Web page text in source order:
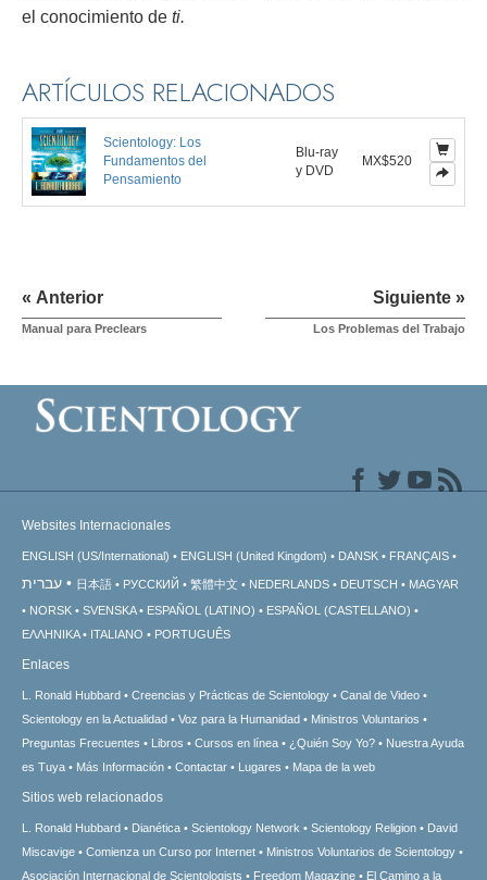
el conocimiento de ti.
ARTÍCULOS RELACIONADOS
Scientology: Los
Fundamentos del
Pensamiento
Blu-ray
y DVD
MX$520
« Anterior
Manual para Preclears
Siguiente »
Los Problemas del Trabajo
Websites Internacionales
ENGLISH (US/International) ENGLISH (United Kingdom) DANSK FRANÇAIS
עברית 日本語 РУССКИЙ 繁體中文 NEDERLANDS DEUTSCH
MAGYAR
NORSK
SVENSKA ESPAÑOL (LATINO)
ESPAÑOL (CASTELLANO)
ΕΛΛΗΝΙΚA
ITALIANO PORTUGUÊS
Enlaces
L. Ronald Hubbard Creencias y Prácticas de Scientology
Canal de Video
Scientology en la Actualidad
Voz para la Humanidad
Ministros Voluntarios
Preguntas Frecuentes
Libros Cursos en línea ¿Quién Soy Yo?
Nuestra Ayuda
es Tuya
Más Información Contactar Lugares Mapa de la web
Sitios web relacionados
L. Ronald Hubbard Dianética Scientology Network Scientology Religion
David
Miscavige
Comienza un Curso por Internet
Ministros Voluntarios de Scientology
Asociación Internacional de Scientologists
Freedom Magazine El Camino a la